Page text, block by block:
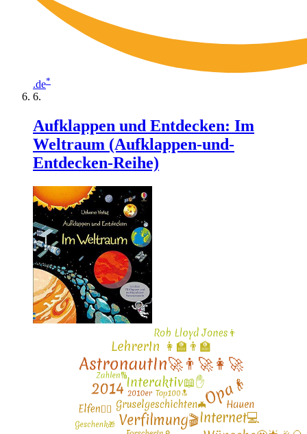
.de*
Aufklappen und Entdecken: Im
Weltraum (Aufklappen-und-
Entdecken-Reihe)